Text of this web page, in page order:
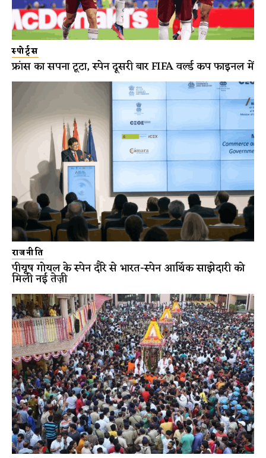
स्पोर्ट्स
फ्रांस का सपना टूटा, स्पेन दूसरी बार FIFA वर्ल्ड कप फाइनल में
राजनीति
पीयूष गोयल के स्पेन दौरे से भारत-स्पेन आर्थिक साझेदारी को
मिली नई तेज़ी